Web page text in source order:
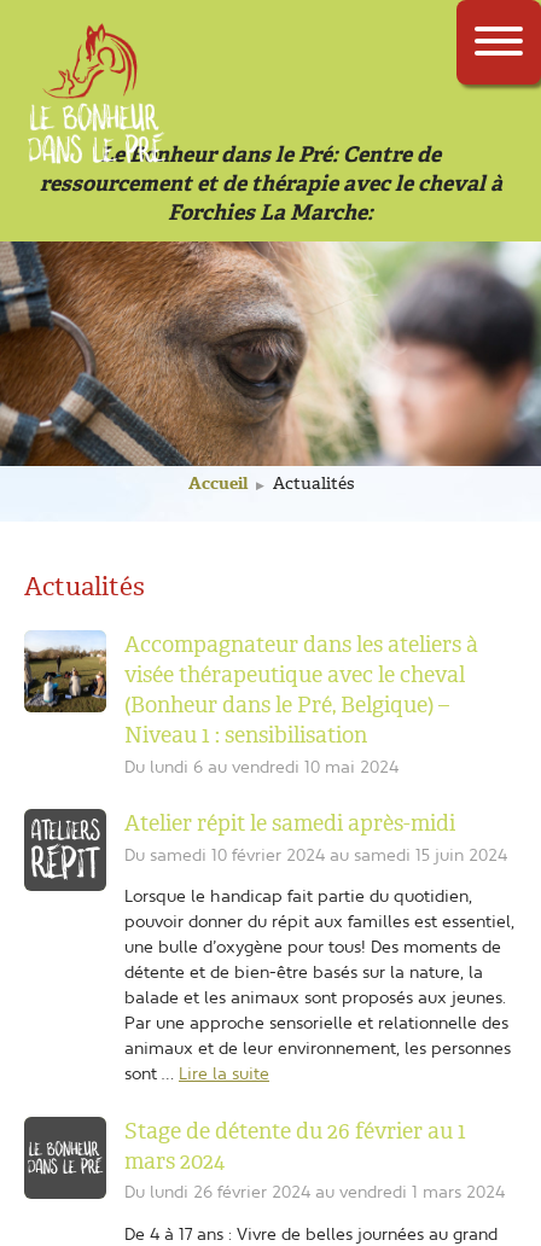
Le Bonheur dans le Pré: Centre de
ressourcement et de thérapie avec le cheval à
Forchies La Marche
Accueil ▶ Actualités
Actualités
Accompagnateur dans les ateliers à
visée thérapeutique avec le cheval
(Bonheur dans le Pré, Belgique) –
Niveau 1 : sensibilisation
Du lundi 6 au vendredi 10 mai 2024
Atelier répit le samedi après-midi
Du samedi 10 février 2024 au samedi 15 juin 2024
Lorsque le handicap fait partie du quotidien,
pouvoir donner du répit aux familles est essentiel,
une bulle d’oxygène pour tous! Des moments de
détente et de bien-être basés sur la nature, la
balade et les animaux sont proposés aux jeunes.
Par une approche sensorielle et relationnelle des
animaux et de leur environnement, les personnes
sont … Lire la suite
Stage de détente du 26 février au 1
mars 2024
Du lundi 26 février 2024 au vendredi 1 mars 2024
De 4 à 17 ans : Vivre de belles journées au grand